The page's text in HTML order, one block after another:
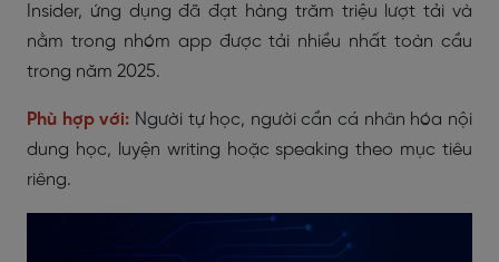
Insider, ứng dụng đã đạt hàng trăm triệu lượt tải và
nằm trong nhóm app được tải nhiều nhất toàn cầu
trong năm 2025.
Phù hợp với: Người tự học, người cần cá nhân hóa nội
dung học, luyện writing hoặc speaking theo mục tiêu
riêng.